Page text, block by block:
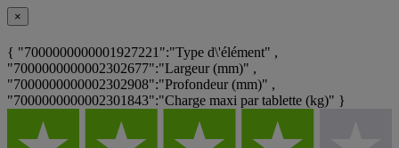
×
{ "7000000000001927221":"Type d\'élément" ,
"7000000000002302677":"Largeur (mm)" ,
"7000000000002302908":"Profondeur (mm)" ,
"7000000000002301843":"Charge maxi par tablette (kg)" }